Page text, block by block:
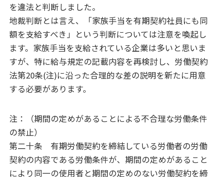
を違法と判断しました。
地裁判断とは言え、「家族手当を有期契約社員にも同
額を支給すべき」という判断については注意を喚起し
ます。家族手当を支給されている企業は多いと思いま
すが、特に給与規定の記載内容を再検討し、労働契約
法第20条(注)に沿った合理的な差の説明を新たに用意
する必要があります。
注：（期間の定めがあることによる不合理な労働条件
の禁止）
第二十条 有期労働契約を締結している労働者の労働
契約の内容である労働条件が、期間の定めがあること
により同一の使用者と期間の定めのない労働契約を締